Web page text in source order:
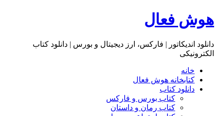
هوش فعال
دانلود اندیکاتور | فارکس، ارز دیجیتال و بورس | دانلود کتاب
الکترونیکی
خانه
کتابخانه هوش فعال
دانلود کتاب
کتاب بورس و فارکس
کتاب رمان و داستان